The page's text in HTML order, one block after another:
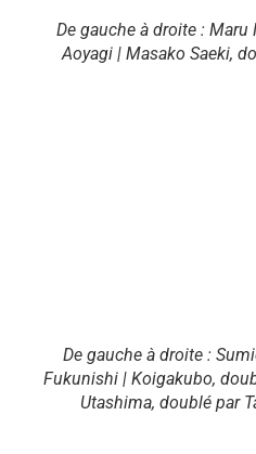
De gauche à droite :
Aoyagi | Masako Saeki,
De gauche à droite :
Fukunishi | Koigakubo,
Utashima, doublé par